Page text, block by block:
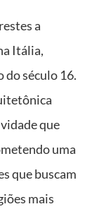
a
Itália,
século 16.
que
uma
que buscam
mais